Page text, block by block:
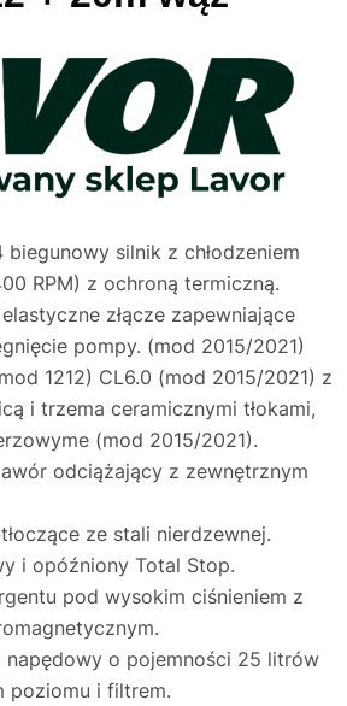
biegunowy silnik z chłodzeniem
RPM) z ochroną termiczną.
złącze zapewniające
pompy. (mod 2015/2021)
1212) CL6.0 (mod 2015/2021) z
i trzema ceramicznymi tłokami,
(mod 2015/2021).
odciążający z zewnętrznym
ze stali nierdzewnej.
i opóźniony Total Stop.
pod wysokim ciśnieniem z
napędowy o pojemności 25 litrów
poziomu i filtrem.